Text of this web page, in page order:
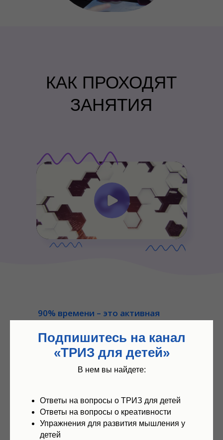
КАК ПРОХОДЯТ
ЗАНЯТИЯ
90% времени – это активная
Основной инструмент – Открытые
задачи. Они созданы на базе
сюжетов из реальной жизни и
историй развития успешных
упражнений, творческих заданий
и размышлений на заданную тему.
Вот примеры.
Подпишитесь на канал
«ТРИЗ для детей»
В нем вы найдете:
Ответы на вопросы о ТРИЗ для детей
Ответы на вопросы о креативности
Упражнения для развития мышления у
детей